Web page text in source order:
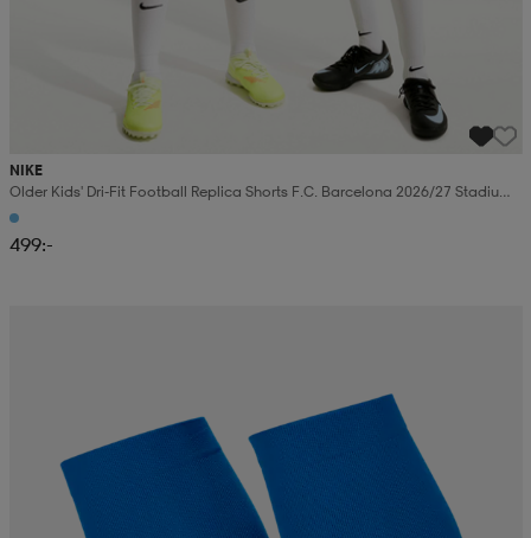
NIKE
Older Kids' Dri-Fit Football Replica Shorts F.c. Barcelona 2026/27 Stadium
Home
499:-